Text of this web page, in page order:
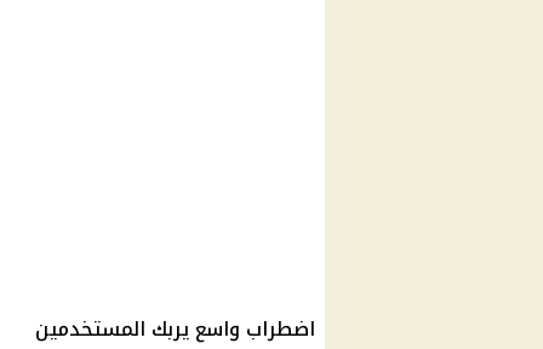
اضطراب واسع يربك المستخدمين